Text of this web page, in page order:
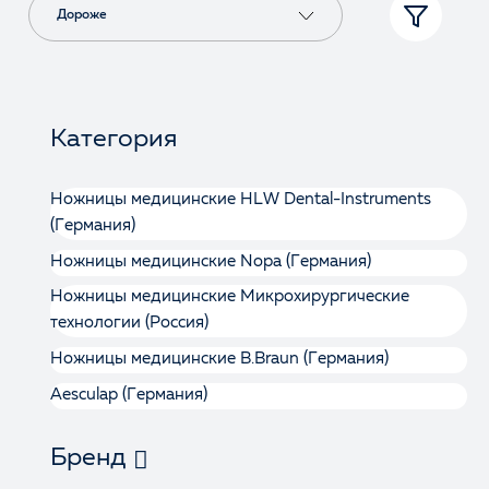
Дороже
Категория
Ножницы медицинские HLW Dental-Instruments
(Германия)
Ножницы медицинские Nopa (Германия)
Ножницы медицинские Микрохирургические
технологии (Россия)
Ножницы медицинские B.Braun (Германия)
Aesculap (Германия)
Бренд